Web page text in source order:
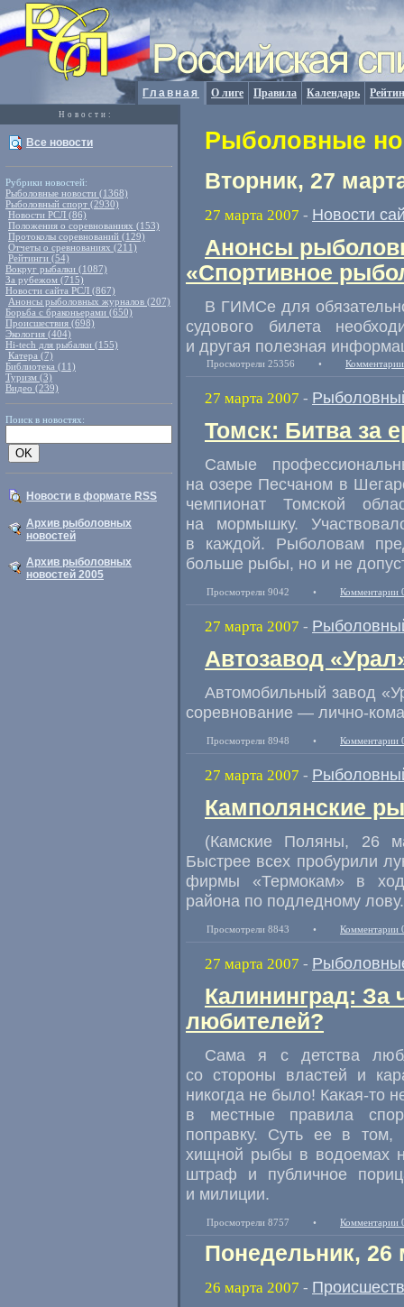
Главная О лиге Правила Календарь
Новости:
Все новости
Рубрики новостей:
Рыболовные новости (1368)
Рыболовный спорт (2930)
Новости РСЛ (86)
Положения о соревнованиях (153)
Протоколы соревнований (129)
Отчеты о сревнованиях (211)
Рейтинги (54)
Вокруг рыбалки (1087)
За рубежом (715)
Новости сайта РСЛ (867)
Анонсы рыболовных журналов (207)
Борьба с браконьерами (650)
Происшествия (698)
Экология (404)
Hi-tech для рыбалки (155)
Катера (7)
Библиотека (11)
Туризм (3)
Видео (239)
Поиск в новостях:
Новости в формате RSS
Архив рыболовных
новостей
Архив рыболовных
новостей 2005
Рыболовные
Вторник, 27
27 марта 2007 - Новости
Анонсы
«Спортивное
В ГИМСе для
судового билета
и другая полезная
Просмотрели 25356 •
27 марта 2007 -
Томск: Битва за
Самые
на озере Песчаном в
чемпионат Томской
на мормышку.
в каждой. Рыболовам
больше рыбы, но и не
Просмотрели 9042 • Комментарии
27 марта 2007 -
Автозавод
Автомобильный завод
соревнование — лично-
Просмотрели 8948 • Комментарии
27 марта 2007 -
Камполянские
(Камские Поляны, 26
Быстрее всех пробурили
фирмы «Термокам» в
района по подледному лову.
Просмотрели 8843 • Комментарии
27 марта 2007 -
Калининград: За
любителей?
Сама я с детства
со стороны властей и
никогда не было! Какая-то
в местные правила
поправку. Суть ее в том,
хищной рыбы в водоемах
штраф и публичное
и милиции.
Просмотрели 8757 • Комментарии
Понедельник, 26
26 марта 2007 -